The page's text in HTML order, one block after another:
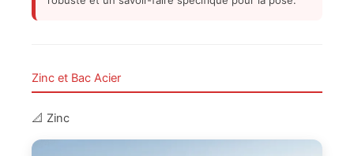
Zinc et Bac Acier
📐 Zinc